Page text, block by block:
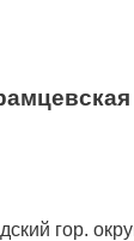
гор.